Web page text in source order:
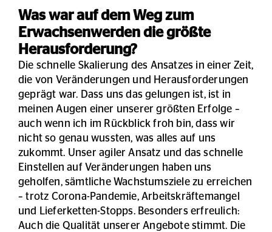
Was war auf dem Weg zum
Erwachsenwerden die größte
Herausforderung?
Die schnelle Skalierung des Ansatzes in einer Zeit,
die von Veränderungen und Herausforderungen
geprägt war. Dass uns das gelungen ist, ist in
meinen Augen einer unserer größten Erfolge –
auch wenn ich im Rückblick froh bin, dass wir
nicht so genau wussten, was alles auf uns
zukommt. Unser agiler Ansatz und das schnelle
Einstellen auf Veränderungen haben uns
geholfen, sämtliche Wachstumsziele zu erreichen
– trotz Corona-Pandemie, Arbeitskräftemangel
und Lieferketten-Stopps. Besonders erfreulich:
Auch die Qualität unserer Angebote stimmt. Die